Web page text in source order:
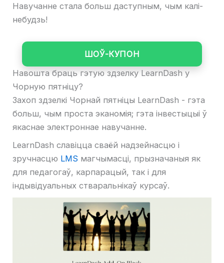
Навучанне стала больш даступным, чым калі-
небудзь!
ШОЎ-КУПОН
Навошта браць гэтую здзелку LearnDash у
Чорную пятніцу?
Захоп здзелкі Чорнай пятніцы LearnDash - гэта
больш, чым проста эканомія; гэта інвестыцыі ў
якаснае электроннае навучанне.
LearnDash славіцца сваёй надзейнасцю і
зручнасцю LMS магчымасці, прызначаныя як
для педагогаў, карпарацый, так і для
індывідуальных стваральнікаў курсаў.